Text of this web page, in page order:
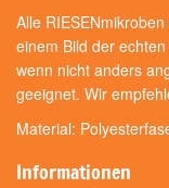
Alle
einem Bild der
wenn nicht anders
geeignet. Wir
Material:
Informationen